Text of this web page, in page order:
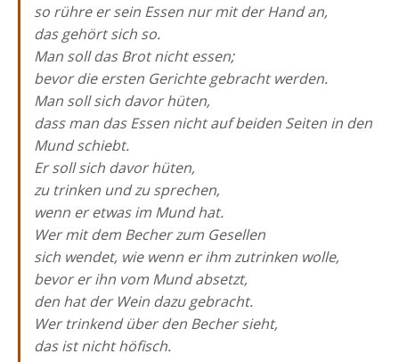
so rühre er sein Essen nur mit der Hand an,
das gehört sich so.
Man soll das Brot nicht essen;
bevor die ersten Gerichte gebracht werden.
Man soll sich davor hüten,
dass man das Essen nicht auf beiden Seiten in den
Mund schiebt.
Er soll sich davor hüten,
zu trinken und zu sprechen,
wenn er etwas im Mund hat.
Wer mit dem Becher zum Gesellen
sich wendet, wie wenn er ihm zutrinken wolle,
bevor er ihn vom Mund absetzt,
den hat der Wein dazu gebracht.
Wer trinkend über den Becher sieht,
das ist nicht höfisch.